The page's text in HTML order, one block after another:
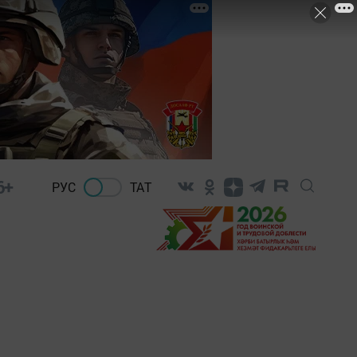
РУС ТАТ